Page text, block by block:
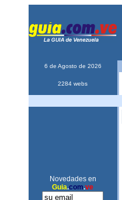
6 de Agosto de 2026
2284 webs
Novedades en
Guia.com.ve